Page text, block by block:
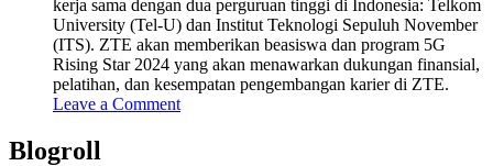
kerja sama dengan dua perguruan tinggi di Indonesia: Telkom
University (Tel-U) dan Institut Teknologi Sepuluh November
(ITS). ZTE akan memberikan beasiswa dan program 5G
Rising Star 2024 yang akan menawarkan dukungan finansial,
pelatihan, dan kesempatan pengembangan karier di ZTE.
Leave a Comment
Blogroll